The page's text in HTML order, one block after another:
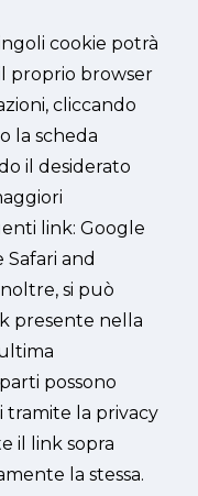
cookie potrà
proprio browser
cliccando
la scheda
il desiderato
link: Google
and
si può
presente nella
possono
tramite la privacy
il link sopra
la stessa.